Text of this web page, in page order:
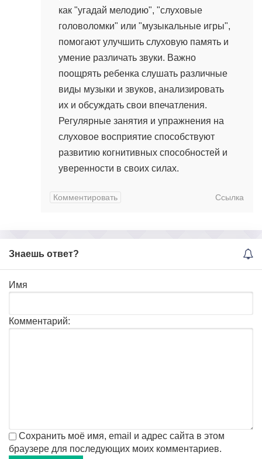
как "угадай мелодию", "слуховые
головоломки" или "музыкальные игры",
помогают улучшить слуховую память и
умение различать звуки. Важно
поощрять ребенка слушать различные
виды музыки и звуков, анализировать
их и обсуждать свои впечатления.
Регулярные занятия и упражнения на
слуховое восприятие способствуют
развитию когнитивных способностей и
уверенности в своих силах.
Комментировать Ссылка
Знаешь ответ?
Имя
Комментарий:
Сохранить моё имя, email и адрес сайта в этом
браузере для последующих моих комментариев.